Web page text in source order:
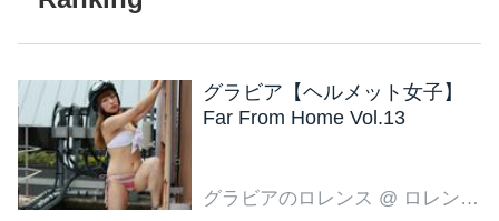
グラビア【ヘルメット女子】
Far From Home Vol.13
グラビアのロレンス @ ロレンス編集部